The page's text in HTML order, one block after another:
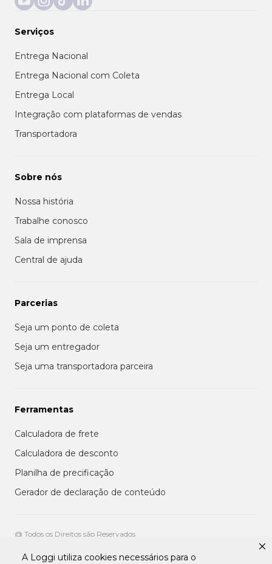
A Loggi utiliza cookies necessários para o
Serviços
Entrega Nacional
Entrega Nacional com Coleta
Entrega Local
Integração com plataformas de vendas
Transportadora
Sobre nós
Nossa história
Trabalhe conosco
Sala de imprensa
Central de ajuda
Parcerias
Seja um ponto de coleta
Seja um entregador
Seja uma transportadora parceira
Ferramentas
Calculadora de frete
Calculadora de desconto
Planilha de precificação
Gerador de declaração de conteúdo
@ Todos os Direitos são Reservados